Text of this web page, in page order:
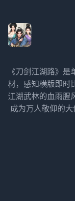
《刀剑江湖路》
材，感知横版即时
江湖武林的血雨腥
成为万人敬仰的